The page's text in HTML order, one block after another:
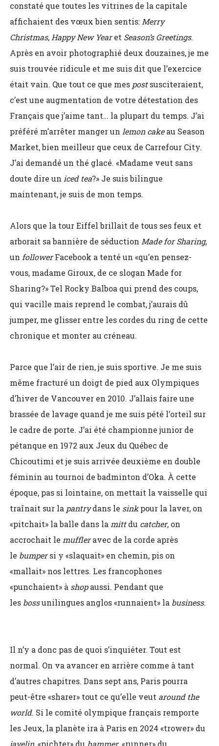
constaté que toutes les vitrines de la capitale
affichaient des vœux bien sentis: Merry
Christmas, Happy New Yearet Season’s Greetings.
Après en avoir photographié deux douzaines, je me
suis trouvée ridicule et me suis dit que l’exercice
était vain. Que tout ce que mes postsusciteraient,
c’est une augmentation de votre détestation des
Français que j’aime tant… la plupart du temps. J’ai
préféré m’arrêter manger un lemon cakeau Season
Market, bien meilleur que ceux de Carrefour City.
J’ai demandé un thé glacé. «Madame veut sans
doute dire un iced tea?» Je suis bilingue
maintenant, je suis de mon temps.
Alors que la tour Eiffel brillait de tous ses feux et
arborait sa bannière de séduction Made for Sharing,
un followerFacebook a tenté un «qu’en pensez-
vous, madame Giroux, de ce slogan Made for
Sharing?» Tel Rocky Balboa qui prend des coups,
qui vacille mais reprend le combat, j’aurais dû
jumper, me glisser entre les cordes du ring de cette
chronique et monter au créneau.
Parce que l’air de rien, je suis sportive. Je me suis
même fracturé un doigt de pied aux Olympiques
d’hiver de Vancouver en 2010. J’allais faire une
brassée de lavage quand je me suis pété l’orteil sur
le cadre de porte. J’ai été championne junior de
pétanque en 1972 aux Jeux du Québec de
Chicoutimi et je suis arrivée deuxième en double
féminin au tournoi de badminton d’Oka. À cette
époque, pas si lointaine, on mettait la vaisselle qui
traînait sur la pantrydans le sinkpour la laver, on
«pitchait» la balle dans la mittdu catcher, on
accrochait le muffleravec de la corde après
le bumpersi y «slaquait» en chemin, pis on
«mallait» nos lettres. Les francophones
«punchaient» à shopaussi. Pendant que
les bossunilingues anglos «runnaient» la business.
Il n’y a donc pas de quoi s’inquiéter. Tout est
normal. On va avancer en arrière comme à tant
d’autres chapitres. Dans sept ans, Paris pourra
peut-être «sharer» tout ce qu’elle veut around the
world. Si le comité olympique français remporte
les Jeux, la planète ira à Paris en 2024 «trower» du
javelin, «pichter» du hammer, «runner» du